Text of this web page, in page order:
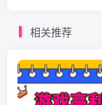
相关推荐